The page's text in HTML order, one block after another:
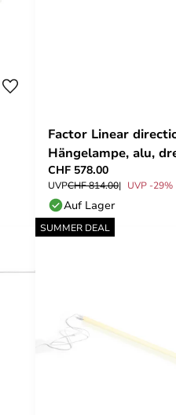
Factor Linear
Hängelampe, alu,
CHF 578.00
UVPCHF 814.00 UVP -29%
Auf Lager
SUMMER DEAL